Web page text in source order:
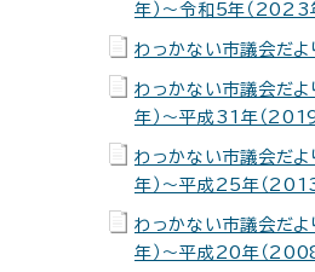
年）～令和5年（2023年
わっかない市議会だよ
わっかない市議会だ
年）～平成31年（2019
わっかない市議会だ
年）～平成25年（2013
わっかない市議会だ
年）～平成20年（2008